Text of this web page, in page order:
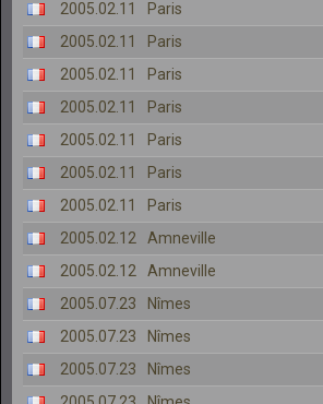
2005.02.11 Paris
2005.02.11
Paris
2005.02.11
Paris
2005.02.11
Paris
2005.02.11
Paris
2005.02.11
Paris
2005.02.11
Paris
2005.02.12
Amneville
2005.02.12
Amneville
2005.07.23
Nîmes
2005.07.23
Nîmes
2005.07.23
Nîmes